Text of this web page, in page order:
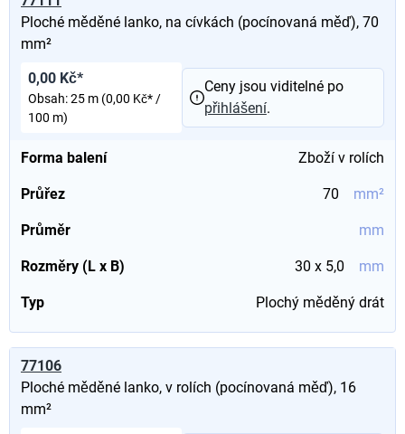
Ploché měděné lanko, na cívkách (pocínovaná měď), 70
mm²
Forma balení Zboží v rolích
Průřez 70 mm²
Průměr mm
Rozměry (L x B) 30 x 5,0 mm
Typ Plochý měděný drát
0,00 Kč*
Obsah:25 m (0,00 Kč* /
100 m)
Ceny jsou viditelné po
přihlášení.
77106
Ploché měděné lanko, v rolích (pocínovaná měď), 16
mm²